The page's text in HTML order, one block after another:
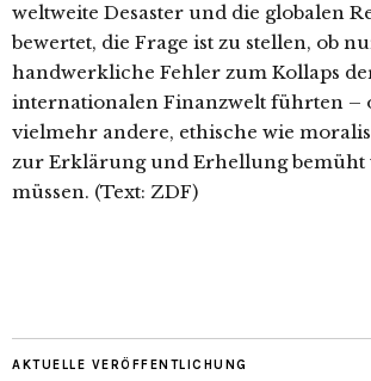
weltweite Desaster und die globalen
bewertet, die Frage ist zu stellen, ob
handwerkliche Fehler zum Kollaps
internationalen Finanzwelt führten –
vielmehr andere, ethische wie
zur Erklärung und Erhellung bemüht
müssen. (Text: ZDF)
AKTUELLE VERÖFFENTLICHUNG